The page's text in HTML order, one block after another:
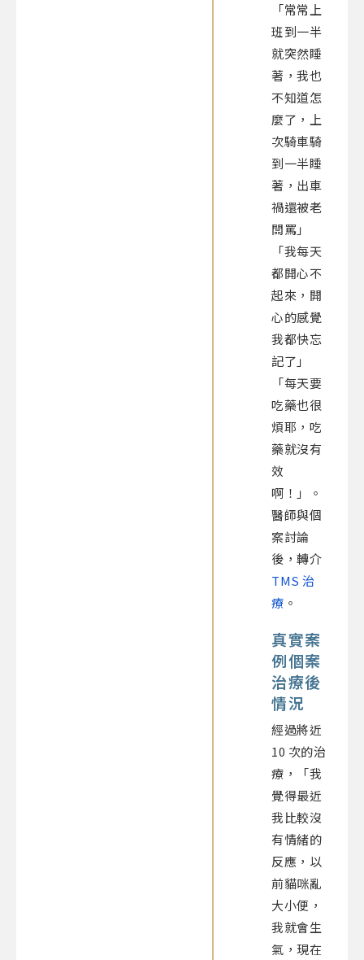
「常常上
班到一半
就突然睡
著，我也
不知道怎
麼了，上
次騎車騎
到一半睡
著，出車
禍還被老
闆罵」
「我每天
都開心不
起來，開
心的感覺
我都快忘
記了」
「每天要
吃藥也很
煩耶，吃
藥就沒有
效
啊！」。
醫師與個
案討論
後，轉介
TMS 治
療 。
真實案
例個案
治療後
情況
經過將近
10 次的治
療，「我
覺得最近
我比較沒
有情緒的
反應，以
前貓咪亂
大小便，
我就會生
氣，現在